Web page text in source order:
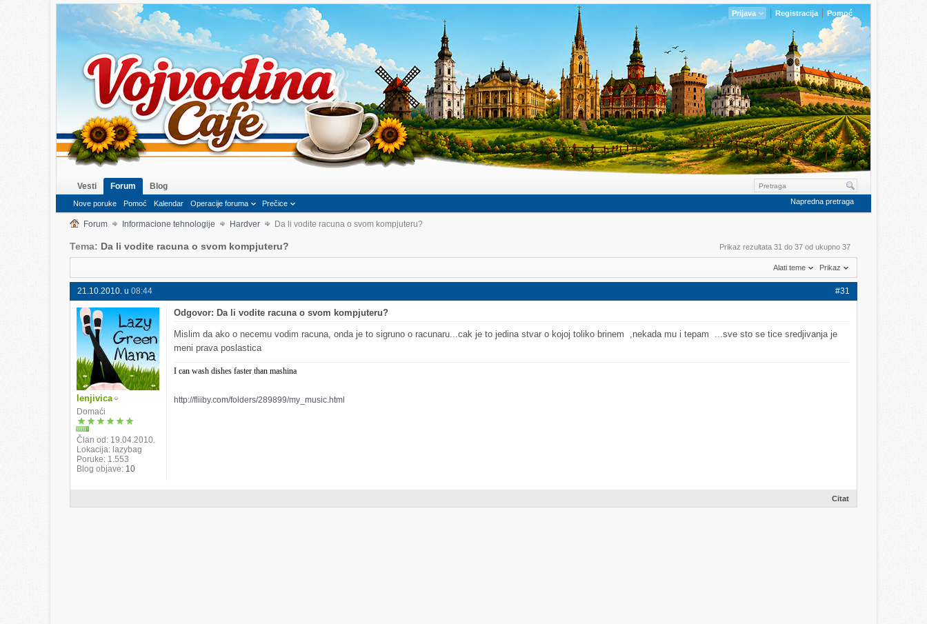
Pomoć
Registracija
Prijava
Vesti Forum
Nove poruke Pomoć Kalendar Operacije foruma Prečice
Blog
Napredna pretraga
Forum Informacione tehnologije Hardver Da li vodite racuna o svom kompjuteru?
Tema: Da li vodite racuna o svom kompjuteru? Prikaz rezultata 31 do 37 od ukupno 37
Alati teme Prikaz
21.10.2010. u 08:44 #31
lenjivica
Domaći
Član od
19.04.2010.
Lokacija
lazybag
Poruke 1.553
Blog objave 10
Odgovor: Da li vodite racuna o svom kompjuteru?
Mislim da ako o necemu vodim racuna, onda je to sigruno o racunaru...cak je to jedina stvar o kojoj toliko brinem ,nekada mu i tepam
...sve sto se tice sredjivanja je
meni prava poslastica
I can wash dishes faster than mashina
http://fliiby.com/folders/289899/my_music.html
Citat